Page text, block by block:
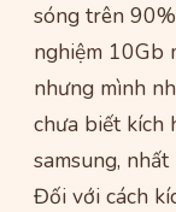
sóng trên
nghiệm 10Gb
nhưng mình
chưa biết kích
samsung,
Đối với cách